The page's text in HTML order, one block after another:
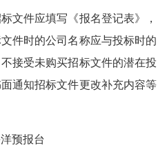
件应填写《报名登记表》，
件时的公司名称应与投标时的
接受未购买招标文件的潜在投
通知招标文件更改补充内容等
预报台